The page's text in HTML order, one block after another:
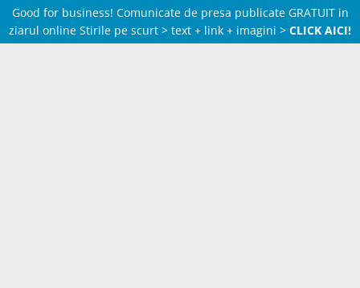
Good for business! Comunicate de presa publicate GRATUIT in
ziarul online Stirile pe scurt > text + link + imagini > CLICK AICI!